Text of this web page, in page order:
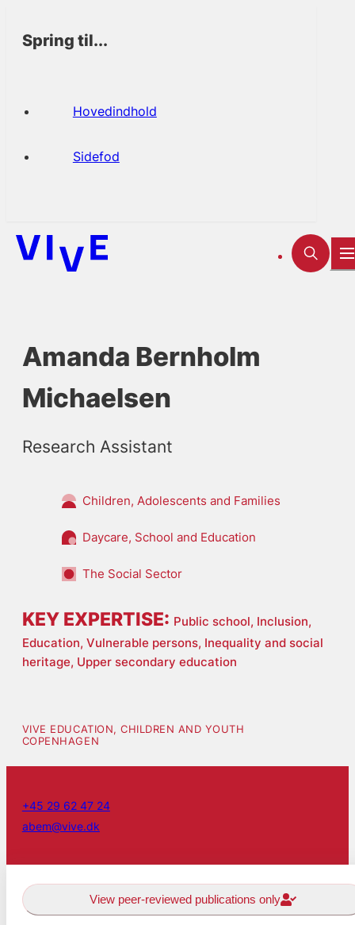
Spring til...
Hovedindhold
Sidefod
Amanda Bernholm
Michaelsen
Research Assistant
Children, Adolescents and Families
Daycare, School and Education
The Social Sector
KEY EXPERTISE: Public school, Inclusion,
Education, Vulnerable persons, Inequality and social
heritage, Upper secondary education
VIVE EDUCATION, CHILDREN AND YOUTH
COPENHAGEN
+45 29 62 47 24
abem@vive.dk
View peer-reviewed publications only